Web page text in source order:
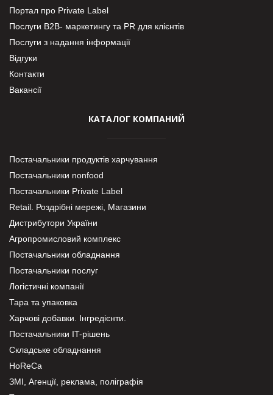
Портал про Private Label
Послуги В2В- маркетингу та PR для клієнтів
Послуги з надання інформації
Відгуки
Контакти
Вакансії
КАТАЛОГ КОМПАНИЙ
Постачальники продуктів харчування
Постачальники nonfood
Постачальники Private Label
Retail. Роздрібні мережі, Магазини
Дистрибутори України
Агропромисловий комплекс
Постачальники обладнання
Постачальники послуг
Логістичні компанії
Тара та упаковка
Харчові добавки. Інгредієнти.
Постачальники IT-рішень
Складське обладнання
HoReCa
ЗМІ, Агенції, реклама, поліграфія